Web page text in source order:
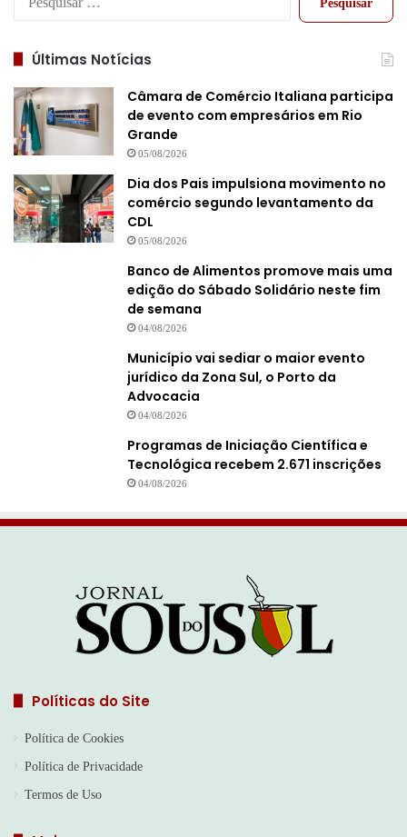
Últimas Notícias
Câmara de Comércio Italiana participa
de evento com empresários em Rio
Grande
05/08/2026
Dia dos Pais impulsiona movimento no
comércio segundo levantamento da
CDL
05/08/2026
Banco de Alimentos promove mais uma
edição do Sábado Solidário neste fim
de semana
04/08/2026
Município vai sediar o maior evento
jurídico da Zona Sul, o Porto da
Advocacia
04/08/2026
Programas de Iniciação Científica e
Tecnológica recebem 2.671 inscrições
04/08/2026
Políticas do Site
Política de Cookies
Política de Privacidade
Termos de Uso